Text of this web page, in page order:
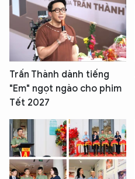
Trấn Thành dành tiếng
"Em" ngọt ngào cho phim
Tết 2027